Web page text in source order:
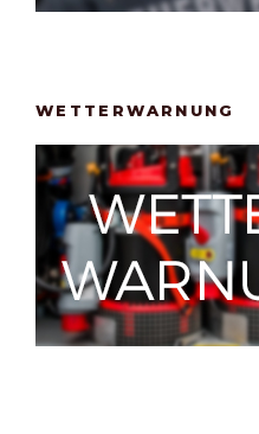
WETTERWARNUNG